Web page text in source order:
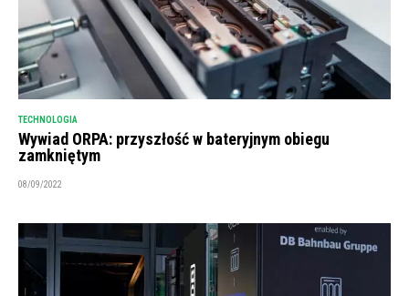
TECHNOLOGIA
Wywiad ORPA: przyszłość w bateryjnym obiegu
zamkniętym
08/09/2022